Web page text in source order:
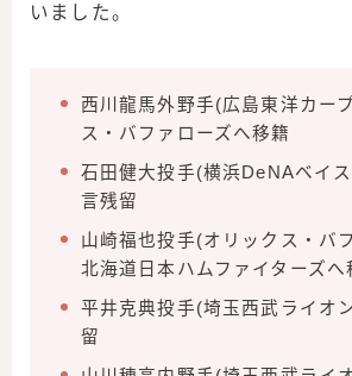
いました。
西川龍馬外野手(広島東洋カー
ス・バファローズへ移籍
石田健大投手(横浜DeNAベイ
言残留
山崎福也投手(オリックス・バ
北海道日本ハムファイターズへ
平井克典投手(埼玉西武ライオ
留